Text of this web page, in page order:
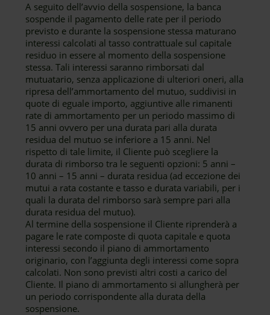
A seguito dell’avvio della sospensione, la banca
sospende il pagamento delle rate per il periodo
previsto e durante la sospensione stessa maturano
interessi calcolati al tasso contrattuale sul capitale
residuo in essere al momento della sospensione
stessa. Tali interessi saranno rimborsati dal
mutuatario, senza applicazione di ulteriori oneri, alla
ripresa dell’ammortamento del mutuo, suddivisi in
quote di eguale importo, aggiuntive alle rimanenti
rate di ammortamento per un periodo massimo di
15 anni ovvero per una durata pari alla durata
residua del mutuo se inferiore a 15 anni. Nel
rispetto di tale limite, il Cliente può scegliere la
durata di rimborso tra le seguenti opzioni: 5 anni –
10 anni – 15 anni – durata residua (ad eccezione dei
mutui a rata costante e tasso e durata variabili, per i
quali la durata del rimborso sarà sempre pari alla
durata residua del mutuo).
Al termine della sospensione il Cliente riprenderà a
pagare le rate composte di quota capitale e quota
interessi secondo il piano di ammortamento
originario, con l’aggiunta degli interessi come sopra
calcolati. Non sono previsti altri costi a carico del
Cliente. Il piano di ammortamento si allungherà per
un periodo corrispondente alla durata della
sospensione.